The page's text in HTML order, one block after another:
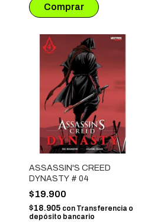
ASSASSIN'S CREED
DYNASTY # 04
$19.900
$18.905 con Transferencia o
depósito bancario